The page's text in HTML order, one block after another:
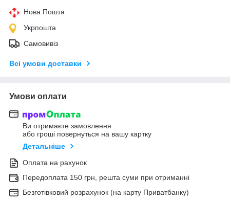
Нова Пошта
Укрпошта
Самовивіз
Всі умови доставки
Умови оплати
Ви отримаєте замовлення
або гроші повернуться на вашу картку
Детальніше
Оплата на рахунок
Передоплата 150 грн, решта суми при отриманні
Безготівковий розрахунок (на карту Приватбанку)